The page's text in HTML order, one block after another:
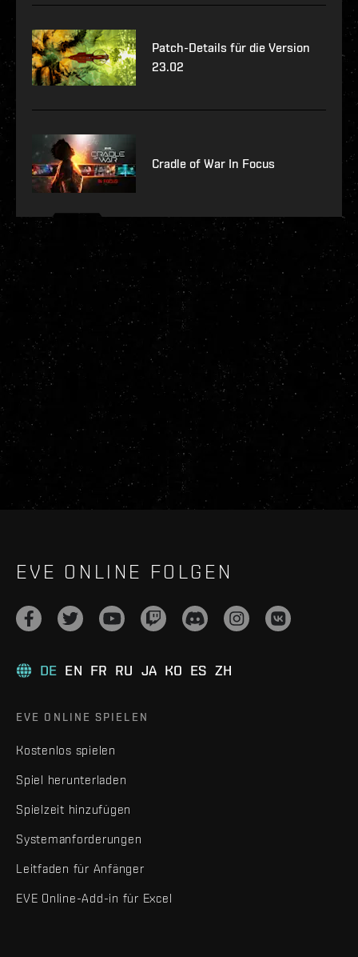
Patch-Details für die Version
23.02
Cradle of War In Focus
EVE ONLINE FOLGEN
DE EN FR RU JA KO ES ZH
EVE ONLINE SPIELEN
Kostenlos spielen
Spiel herunterladen
Spielzeit hinzufügen
Systemanforderungen
Leitfaden für Anfänger
EVE Online-Add-in für Excel